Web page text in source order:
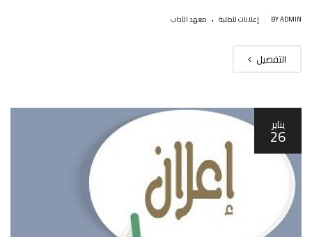
BY ADMIN إعلانات للطلبة . معهد الآداب
التفصيل
يناير
26